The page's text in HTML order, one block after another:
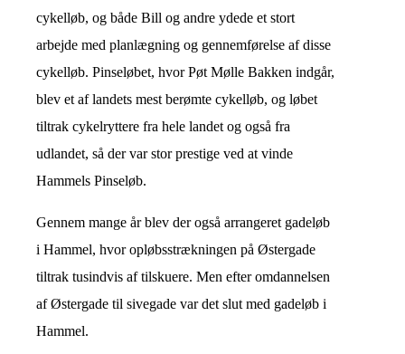
cykelløb, og både Bill og andre ydede et stort
arbejde med planlægning og gennemførelse af disse
cykelløb. Pinseløbet, hvor Pøt Mølle Bakken indgår,
blev et af landets mest berømte cykelløb, og løbet
tiltrak cykelryttere fra hele landet og også fra
udlandet, så der var stor prestige ved at vinde
Hammels Pinseløb.
Gennem mange år blev der også arrangeret gadeløb
i Hammel, hvor opløbsstrækningen på Østergade
tiltrak tusindvis af tilskuere. Men efter omdannelsen
af Østergade til sivegade var det slut med gadeløb i
Hammel.